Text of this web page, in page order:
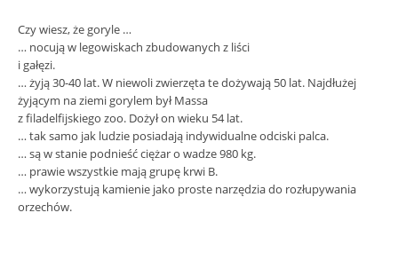
Czy wiesz, że goryle …
… nocują w legowiskach zbudowanych z liści
i gałęzi.
… żyją 30-40 lat. W niewoli zwierzęta te dożywają 50 lat. Najdłużej
żyjącym na ziemi gorylem był Massa
z filadelfijskiego zoo. Dożył on wieku 54 lat.
… tak samo jak ludzie posiadają indywidualne odciski palca.
… są w stanie podnieść ciężar o wadze 980 kg.
… prawie wszystkie mają grupę krwi B.
… wykorzystują kamienie jako proste narzędzia do rozłupywania
orzechów.